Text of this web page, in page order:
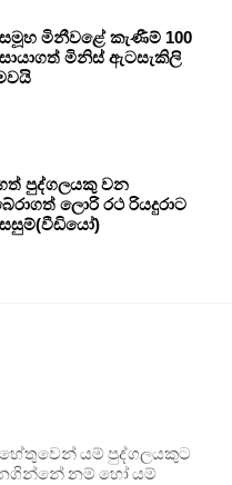
මිනීවළේ කැණීම් 100
මිනිස් ඇටසැකිලි
පුද්ගලයකු වන
ලොරි රථ රියදුරාට
යම් පුද්ගලයකුට
නම් හෝ යම්